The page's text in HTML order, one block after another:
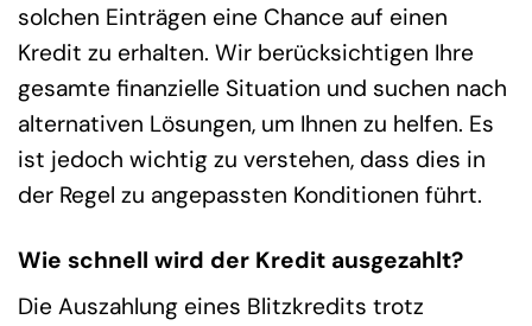
solchen Einträgen eine Chance auf einen
Kredit zu erhalten. Wir berücksichtigen Ihre
gesamte finanzielle Situation und suchen nach
alternativen Lösungen, um Ihnen zu helfen. Es
ist jedoch wichtig zu verstehen, dass dies in
der Regel zu angepassten Konditionen führt.
Wie schnell wird der Kredit ausgezahlt?
Die Auszahlung eines Blitzkredits trotz